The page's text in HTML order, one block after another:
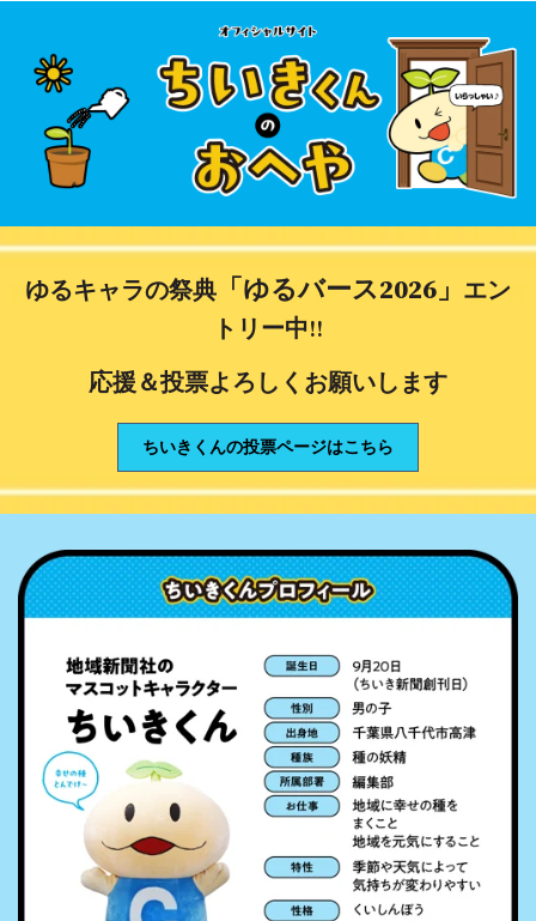
ゆるキャラの祭典 「ゆるバース2026」 エン
トリー中‼
応援＆投票よろしくお願いします
ちいきくんの投票ページはこちら